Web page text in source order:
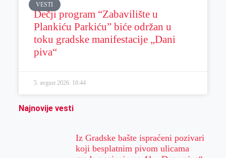
VESTI
Dečji program “Zabavilište u
Plankiću Parkiću” biće održan u
toku gradske manifestacije „Dani
piva“
5. avgust 2026. 10:44
Najnovije vesti
Iz Gradske bašte ispraćeni pozivari
koji besplatnim pivom ulicama